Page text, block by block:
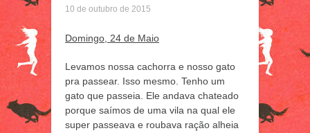
10 de outubro de 2015
Domingo, 24 de Maio
Levamos nossa cachorra e nosso gato
pra passear. Isso mesmo. Tenho um
gato que passeia. Ele andava chateado
porque saímos de uma vila na qual ele
super passeava e roubava ração alheia